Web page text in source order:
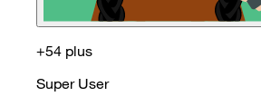
+54 plus
Super User